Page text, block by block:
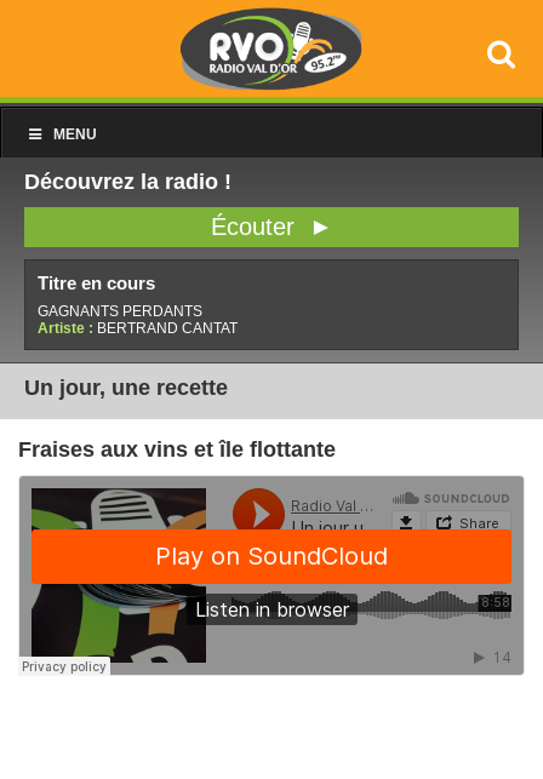
MENU
Découvrez la radio !
Écouter ►
Titre en cours
GAGNANTS PERDANTS
Artiste : BERTRAND CANTAT
Un jour, une recette
Fraises aux vins et île flottante